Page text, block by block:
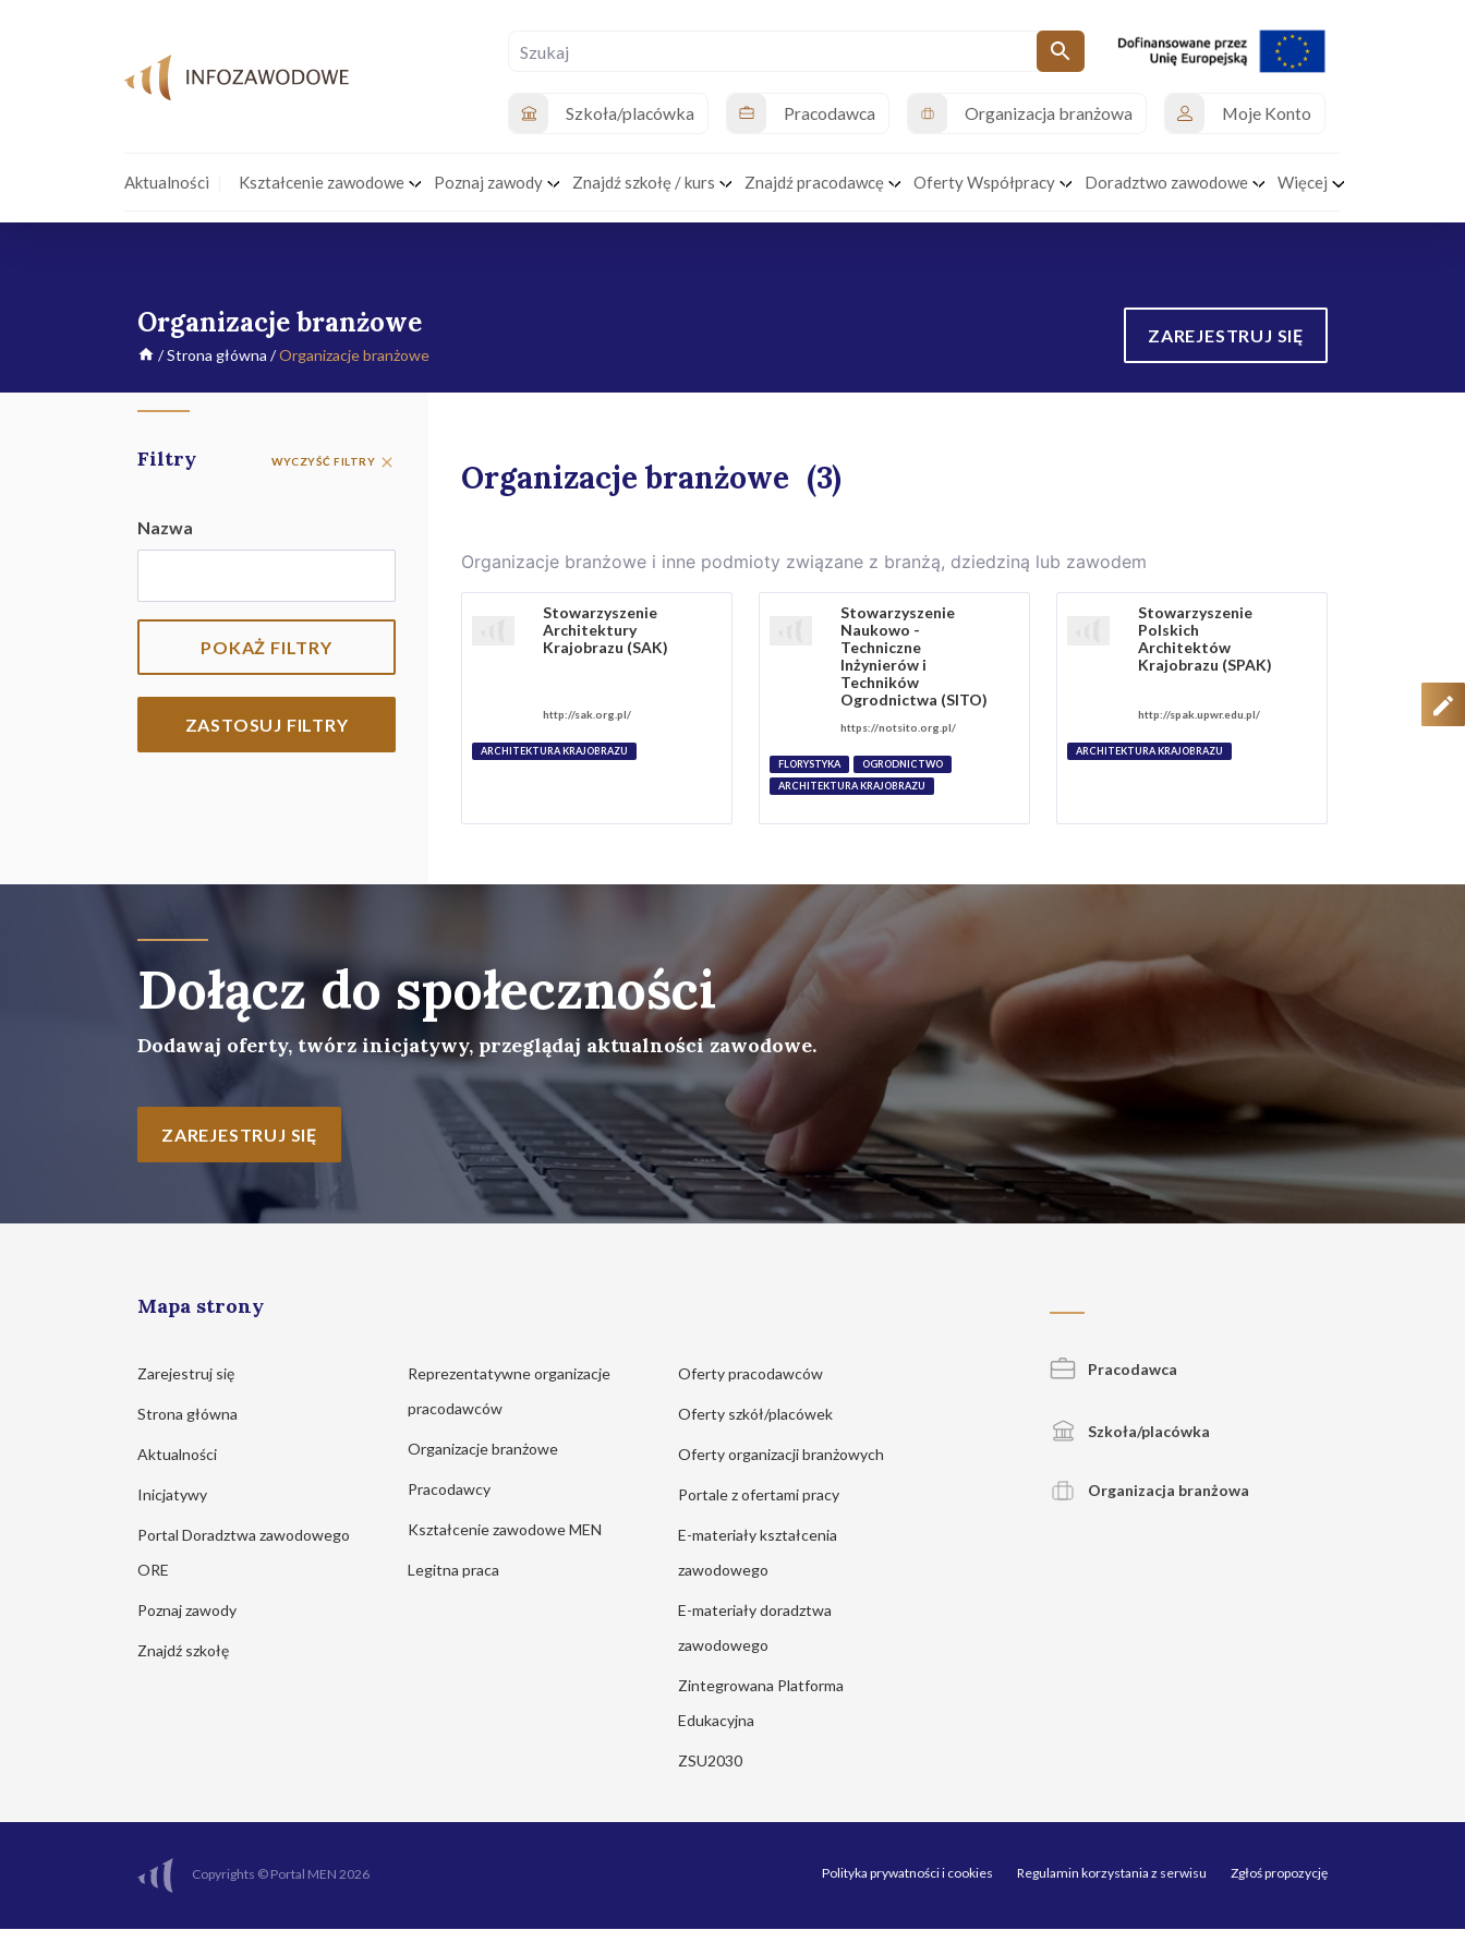
Szkoła/placówka Pracodawca Organizacja branżowa Moje Konto
Aktualności Kształcenie zawodowe Poznaj zawody Znajdź szkołę / kurs Znajdź pracodawcę Oferty Współpracy Doradztwo zawodowe Więcej
Organizacje branżowe
/Strona główna /Organizacje branżowe
ZAREJESTRUJ SIĘ
Filtry WYCZYŚĆ FILTRY
Nazwa
POKAŻ FILTRY
ZASTOSUJ FILTRY
Organizacje branżowe (3)
Organizacje branżowe i inne podmioty związane z branżą, dziedziną lub zawodem
Stowarzyszenie
Architektury
Krajobrazu (SAK)
http://sak.org.pl/
ARCHITEKTURA KRAJOBRAZU
Stowarzyszenie
Naukowo -
Techniczne
Inżynierów i
Techników
Ogrodnictwa (SITO)
https://notsito.org.pl/
FLORYSTYKA
OGRODNICTWO
ARCHITEKTURA KRAJOBRAZU
Stowarzyszenie
Polskich
Architektów
Krajobrazu (SPAK)
http://spak.upwr.edu.pl/
ARCHITEKTURA KRAJOBRAZU
Dołącz do społeczności
Dodawaj oferty, twórz inicjatywy, przeglądaj aktualności zawodowe.
ZAREJESTRUJ SIĘ
Mapa strony
Zarejestruj się
Strona główna
Aktualności
Inicjatywy
Portal Doradztwa zawodowego
ORE
Poznaj zawody
Znajdź szkołę
Reprezentatywne organizacje
pracodawców
Organizacje branżowe
Pracodawcy
Kształcenie zawodowe MEN
Legitna praca
Oferty pracodawców
Oferty szkół/placówek
Oferty organizacji branżowych
Portale z ofertami pracy
E-materiały kształcenia
zawodowego
E-materiały doradztwa
zawodowego
Zintegrowana Platforma
Edukacyjna
ZSU2030
Pracodawca
Szkoła/placówka
Organizacja branżowa
Copyrights © Portal MEN 2026 Polityka prywatności i cookies Regulamin korzystania z serwisu Zgłoś propozycję